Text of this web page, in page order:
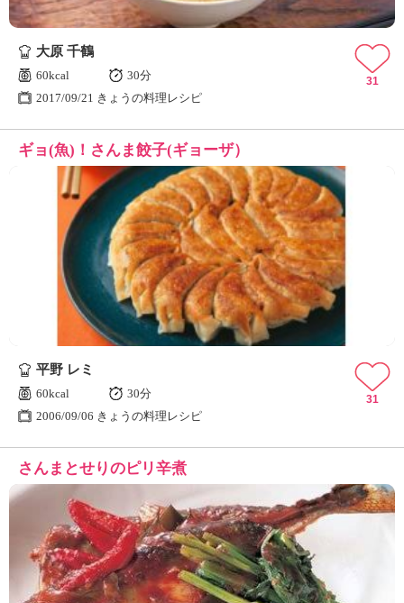
大原 千鶴
60kcal
30分
2017/09/21 きょうの料理レシピ
31
ギョ(魚)！さんま餃子(ギョーザ）
平野 レミ
60kcal
30分
2006/09/06 きょうの料理レシピ
31
さんまとせりのピリ辛煮